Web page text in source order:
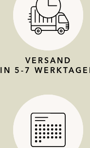
VERSAND
IN 5-7